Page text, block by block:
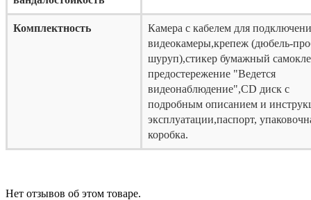
Комплектность
Камера с кабелем для
видеокамеры,крепеж (дюбель-
шуруп),cтикер бумажный
предостережение "Ведется
видеонаблюдение",CD диск с
подробным описанием и
эксплуатации,паспорт,
коробка.
Нет отзывов об этом товаре.